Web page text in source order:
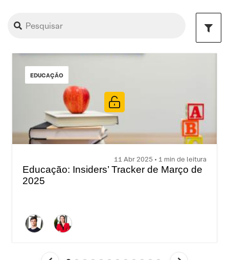
EDUCAÇÃO
11 Abr 2025 • 1 min de leitura
Educação: Insiders’ Tracker de Março de
2025